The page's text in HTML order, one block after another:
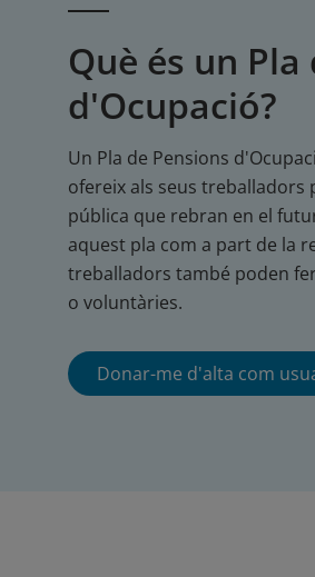
Què és un
d'Ocupació?
Un Pla de Pensions
ofereix als seus
pública que rebran en el
aquest pla com a part de la
treballadors també poden
o voluntàries.
Donar-me d'alta com